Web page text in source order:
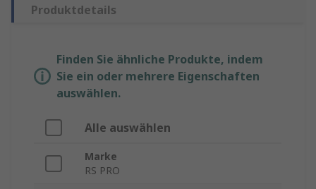
Produktdetails
Finden Sie ähnliche Produkte, indem
Sie ein oder mehrere Eigenschaften
auswählen.
Alle auswählen
Marke
RS PRO